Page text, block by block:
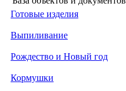
Готовые изделия
Выпиливание
Рождество и Новый год
Кормушки